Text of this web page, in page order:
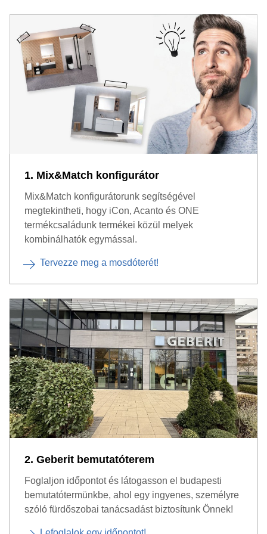
kiegészítő, annál kisebb a botlás- és sérülésveszély.
Tippek az akadálymentes fürdőszobákhoz
1. Mix&Match konfigurátor
Mix&Match konfigurátorunk segítségével
megtekintheti, hogy iCon, Acanto és ONE
termékcsaládunk termékei közül melyek
kombinálhatók egymással.
Tervezze meg a mosdóterét!
2. Geberit bemutatóterem
Foglaljon időpontot és látogasson el budapesti
bemutatótermünkbe, ahol egy ingyenes, személyre
szóló fürdőszobai tanácsadást biztosítunk Önnek!